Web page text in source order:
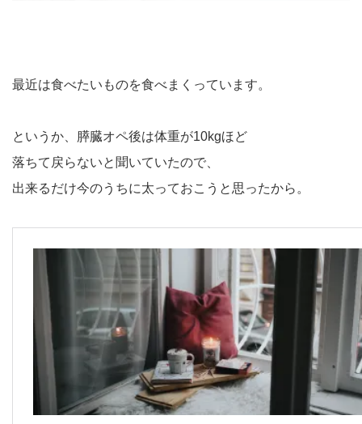
最近は食べたいものを食べまくっています。
というか、膵臓オペ後は体重が10kgほど
落ちて戻らないと聞いていたので、
出来るだけ今のうちに太っておこうと思ったから。